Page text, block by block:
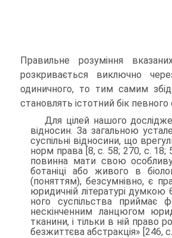
Правильне розуміння
розкривається виключно
одиничного, то тим самим
становлять істотний бік певного
Для цілей нашого
відносин. За загаль­ною
суспільні відносини, що
норм права [8, с. 58; 270, с.
повинна мати свою особливу
ботаніці або живого в
(поняттям), без­сумнівно, є
юридичній літературі думкою
ного суспільства приймає
нескінченним ланцюгом
тканини, і тільки в ній право
безжиттєва абстрак­ція» [246,